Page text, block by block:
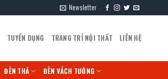
Newsletter
TUYỂN DỤNG TRANG TRÍ NỘI THẤT LIÊN HỆ
ĐÈN THẢ ĐÈN VÁCH TƯỜNG